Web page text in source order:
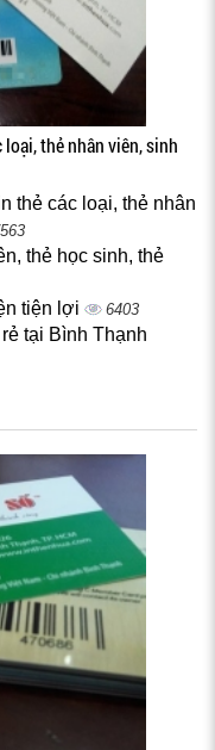
thẻ nhân viên, sinh
thẻ các loại, thẻ nhân
thẻ học sinh, thẻ
tiện lợi 6403
tại Bình Thạnh